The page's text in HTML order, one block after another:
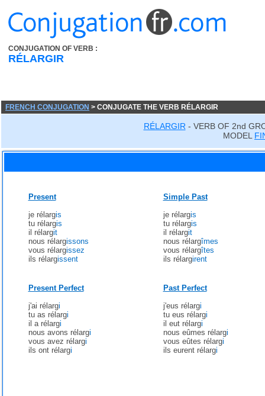
CONJUGATION OF VERB :
RÉLARGIR
FRENCH CONJUGATION > CONJUGATE THE VERB RÉLARGIR
RÉLARGIR - VERB OF 2nd
MODEL
Present
je rélargis
tu rélargis
il rélargit
nous rélargissons
vous rélargissez
ils rélargissent
Simple Past
je rélargis
tu rélargis
il rélargit
nous rélargîmes
vous rélargîtes
ils rélargirent
Present Perfect
j'ai rélargi
tu as rélargi
il a rélargi
nous avons rélargi
vous avez rélargi
ils ont rélargi
Past Perfect
j'eus rélargi
tu eus rélargi
il eut rélargi
nous eûmes rélargi
vous eûtes rélargi
ils eurent rélargi